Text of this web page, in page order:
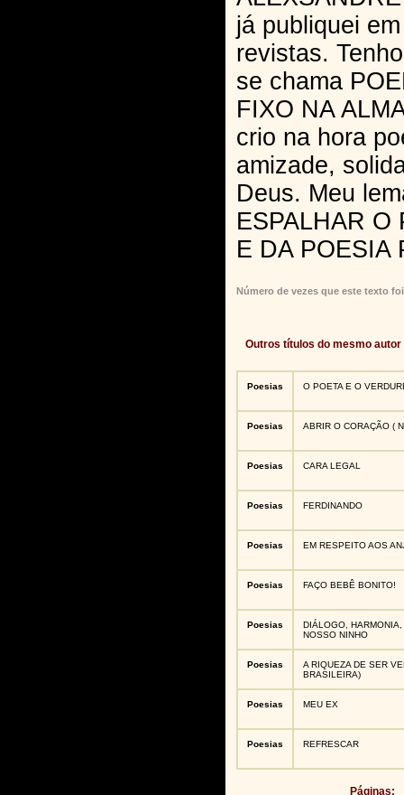
já publiquei
revistas.
se chama
FIXO NA
crio na hora
amizade,
Deus. Meu
ESPALHAR O
E DA POESIA
Número de vezes que este texto
Outros títulos do mesmo autor
Poesias O POETA E O
Poesias ABRIR O CORAÇÃO (
Poesias CARA LEGAL
Poesias FERDINANDO
Poesias EM RESPEITO AOS
Poesias FAÇO BEBÊ BONITO!
Poesias
DIÁLOGO,
NOSSO NINHO
Poesias
A RIQUEZA DE SER
BRASILEIRA)
Poesias MEU EX
Poesias REFRESCAR
Páginas: